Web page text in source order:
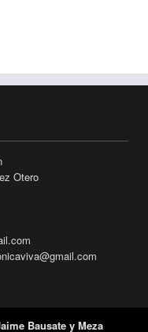
Otero
Bausate y Meza